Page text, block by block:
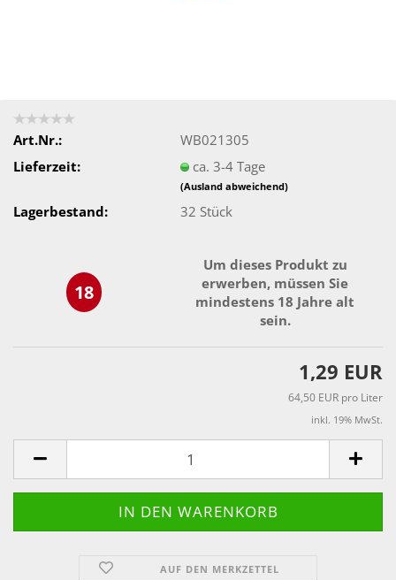
Art.Nr.:
WB021305
Lieferzeit:
ca. 3-4 Tage
(Ausland abweichend)
Lagerbestand: 32 Stück
18
Um dieses Produkt zu
erwerben, müssen Sie
mindestens 18 Jahre alt
sein.
1,29 EUR
64,50 EUR pro Liter
inkl. 19% MwSt.
AUF DEN MERKZETTEL